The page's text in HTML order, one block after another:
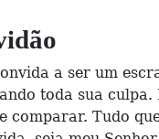
a ser um
toda sua
comparar. Tudo